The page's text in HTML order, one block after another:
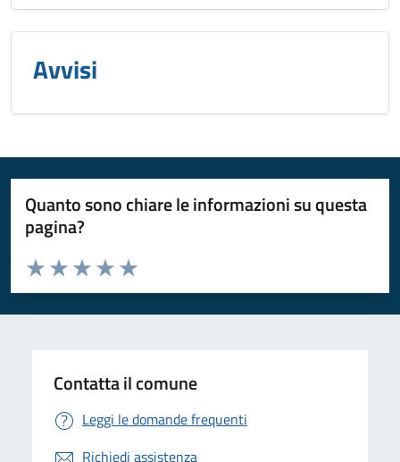
Avvisi
Quanto sono chiare le informazioni su questa
pagina?
Valuta da 1 a 5 stelle la pagina
Valuta 5 stelle su 5
Valuta 4 stelle su 5
Valuta 3 stelle su 5
Valuta 2 stelle su 5
Valuta 1 stelle su 5
Contatta il comune
Leggi le domande frequenti
Richiedi assistenza